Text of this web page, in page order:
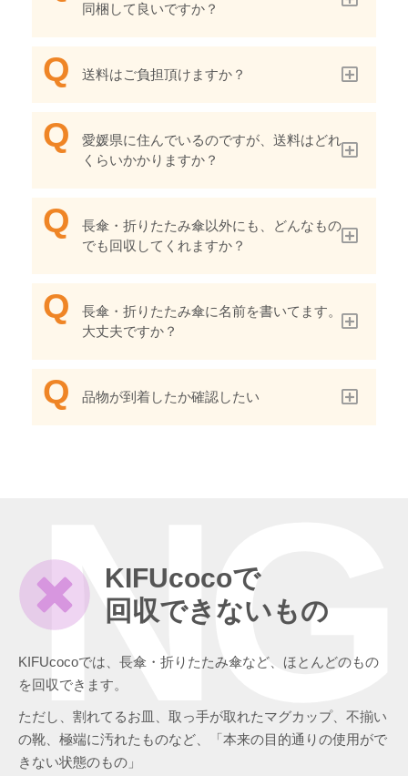
同梱して良いですか？
送料はご負担頂けますか？
愛媛県に住んでいるのですが、送料はどれ
くらいかかりますか？
長傘・折りたたみ傘以外にも、どんなもの
でも回収してくれますか？
長傘・折りたたみ傘に名前を書いてます。
大丈夫ですか？
品物が到着したか確認したい
KIFUcocoで
回収できないもの
KIFUcocoでは、長傘・折りたたみ傘など、ほとんどのもの
を回収できます。
ただし、割れてるお皿、取っ手が取れたマグカップ、不揃い
の靴、極端に汚れたものなど、「本来の目的通りの使用がで
きない状態のもの」
NG